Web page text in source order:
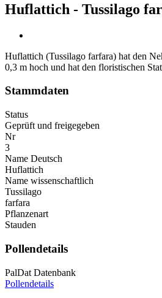
Huflattich - Tussilago
Huflattich (Tussilago farfara) hat den
0,3 m hoch und hat den floristischen
Stammdaten
Status
Geprüft und freigegeben
Nr
3
Name Deutsch
Huflattich
Name wissenschaftlich
Tussilago
farfara
Pflanzenart
Stauden
Pollendetails
PalDat Datenbank
Pollendetails